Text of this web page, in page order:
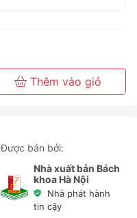
Thêm vào giỏ
Được bán bởi:
Nhà xuất bản Bách
khoa Hà Nội
Nhà phát hành
tin cậy